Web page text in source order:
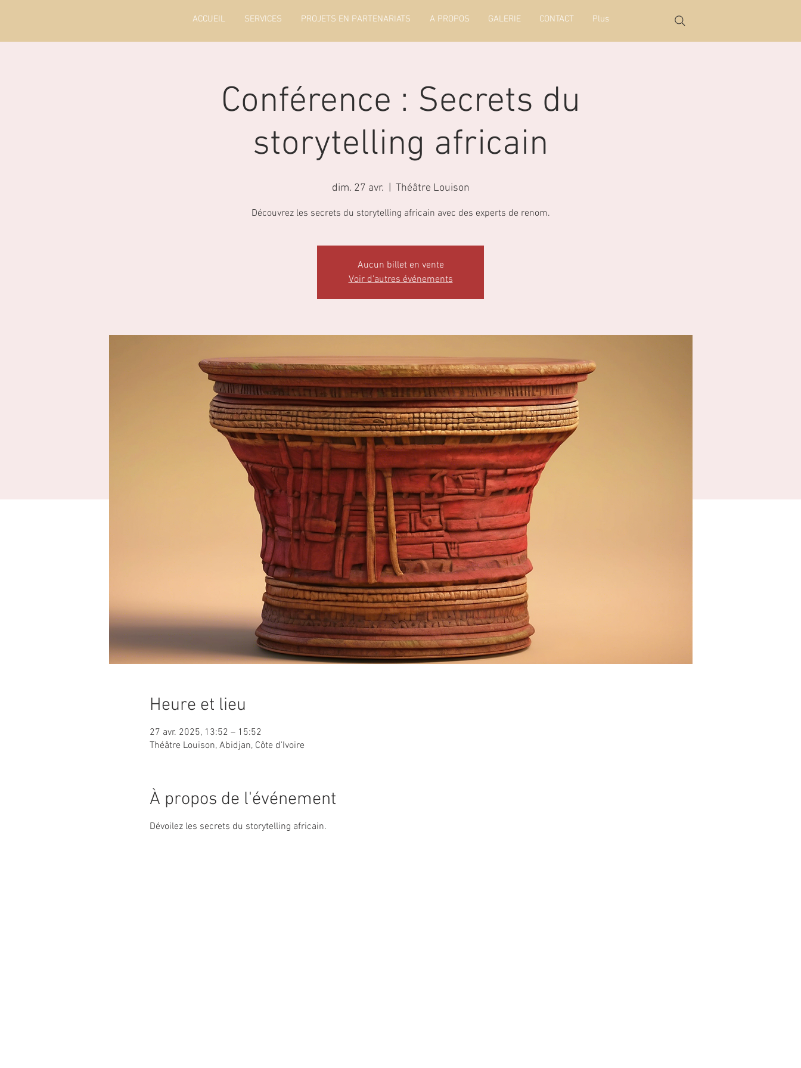
ACCUEIL SERVICES PROJETS EN PARTENARIATS A PROPOS GALERIE CONTACT Plus
Conférence : Secrets du
storytelling africain
dim. 27 avr. Théâtre Louison
Découvrez les secrets du storytelling africain avec des experts de renom.
Aucun billet en vente
Voir d'autres événements
Heure et lieu
27 avr. 2025, 13:52 – 15:52
Théâtre Louison, Abidjan, Côte d'Ivoire
À propos de l'événement
Dévoilez les secrets du storytelling africain.